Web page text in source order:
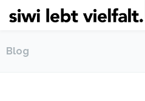
Blog